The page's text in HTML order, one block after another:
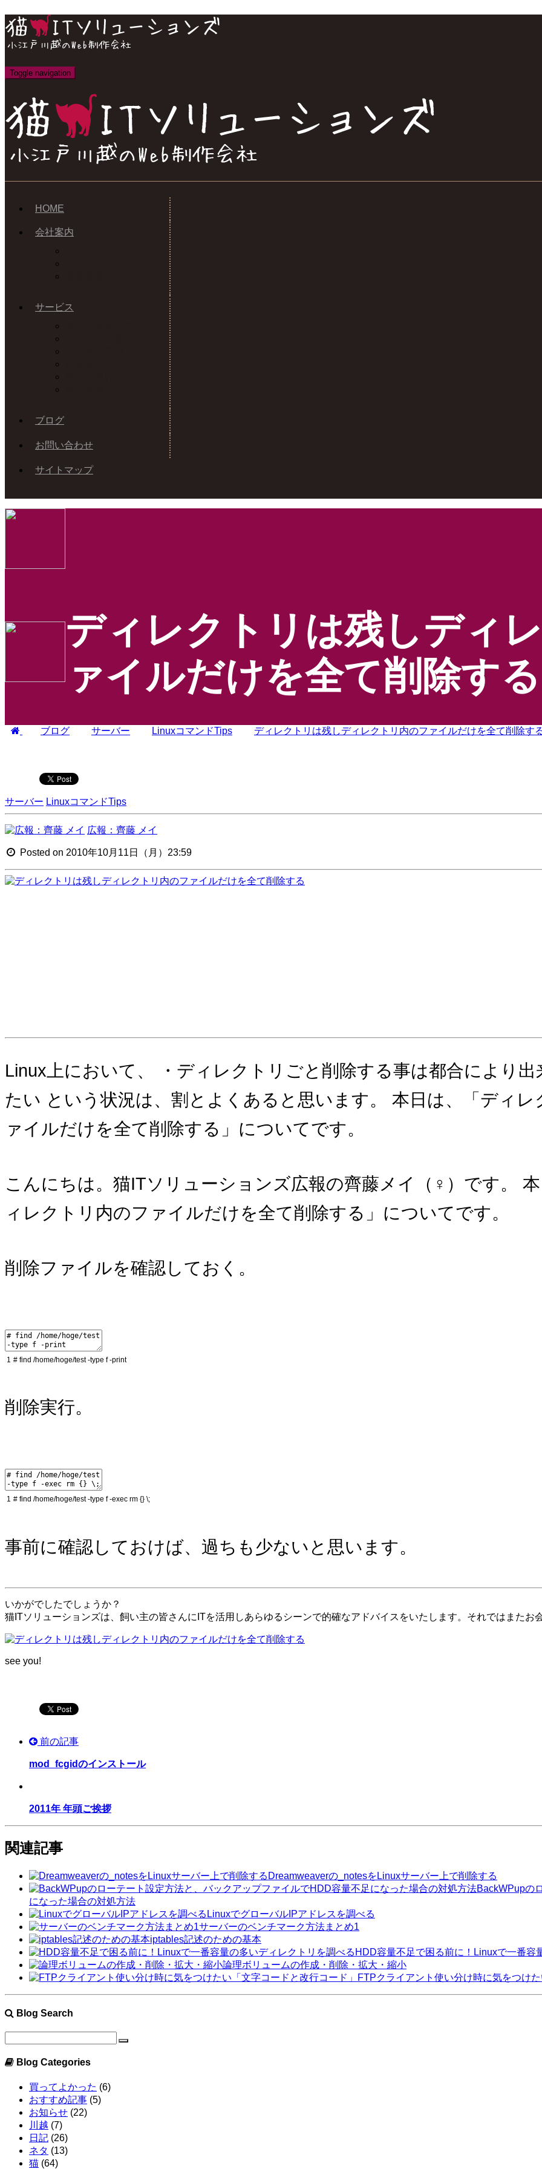
Toggle navigation
HOME
会社案内
サービス
ブログ
お問い合わせ
サイトマップ
ディレクトリは残しディ
ァイルだけを全て削除する
ブログ サーバー LinuxコマンドTips ディレクトリは残しディレクトリ内のファイルだけを全て削除す
サーバー LinuxコマンドTips
広報：齊藤 メイ
Posted on 2010年10月11日（月）23:59
Linux上において、 ・ディレクトリごと削除する事は都合により
たい という状況は、割とよくあると思います。 本日は、「ディ
ァイルだけを全て削除する」についてです。
こんにちは。猫ITソリューションズ広報の齊藤メイ（♀）です。
ィレクトリ内のファイルだけを全て削除する」についてです。
削除ファイルを確認しておく。
1 # find /home/hoge/test -type f -print
削除実行。
1 # find /home/hoge/test -type f -exec rm {} \;
事前に確認しておけば、過ちも少ないと思います。
いかがでしたでしょうか？
猫ITソリューションズは、飼い主の皆さんにITを活用しあらゆるシーンで的確なアドバイスをいたします。それではまたお
see you!
前の記事
mod_fcgidのインストール
2011年 年頭ご挨拶
関連記事
Dreamweaverの_notesをLinuxサーバー上で削除する
BackWPupの
になった場合の対処方法
LinuxでグローバルIPアドレスを調べる
サーバーのベンチマーク方法まとめ1
iptables記述のための基本
HDD容量不足で困る前に！Linuxで一番容
論理ボリュームの作成・削除・拡大・縮小
FTPクライアント使い分け時に気をつけ
Blog Search
Blog Categories
買ってよかった (6)
おすすめ記事 (5)
お知らせ (22)
川越 (7)
日記 (26)
ネタ (13)
猫 (64)